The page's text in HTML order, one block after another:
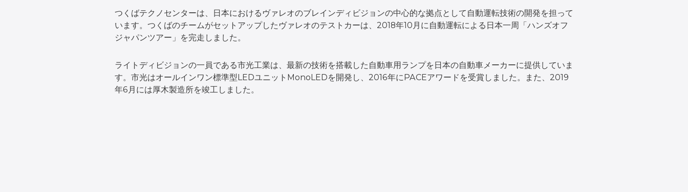
つくばテクノセンターは、日本におけるヴァレオのブレインディビジョンの中心的な拠点として自動運転技術の開発を担って
います。つくばのチームがセットアップしたヴァレオのテストカーは、2018年10月に自動運転による日本一周「ハンズオフ
ジャパンツアー」を完走しました。
ライトディビジョンの一員である市光工業は、最新の技術を搭載した自動車用ランプを日本の自動車メーカーに提供していま
す。市光はオールインワン標準型LEDユニットMonoLEDを開発し、2016年にPACEアワードを受賞しました。また、2019
年6月には厚木製造所を竣工しました。